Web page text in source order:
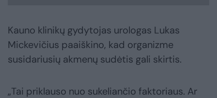
Kauno klinikų gydytojas urologas Lukas
Mickevičius paaiškino, kad organizme
susidariusių akmenų sudėtis gali skirtis.
„Tai priklauso nuo sukeliančio faktoriaus. Ar